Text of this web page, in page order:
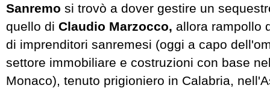
Sanremo si trovò a dover gestire un
quello di Claudio Marzocco, allora rampollo
di imprenditori sanremesi (oggi a capo
settore immobiliare e costruzioni con base
Monaco), tenuto prigioniero in Calabria,